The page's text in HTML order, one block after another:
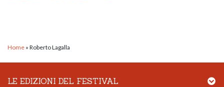
Home » Roberto Lagalla
LE EDIZIONI DEL FESTIVAL